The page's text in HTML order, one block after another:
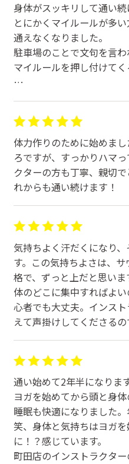
身体がスッキリして通い
とにかくマイルールが多
通えなくなりました。
駐車場のことで文句を言
マイルールを押し付けてく
体力作りのために始めま
ろですが、すっかりハマ
クターの方も丁寧、親切
れからも通い続けます！
気持ちよく汗だくになり
す。この気持ちよさは、
格で、ずっと上だと思い
体のどこに集中すればよ
心者でも大丈夫。インス
えて声掛けしてくださる
通い始めて2年半になります
ヨガを始めてから頭と身
睡眠も快適になりました
笑、身体と気持ちはヨガ
に！？感じています。
町田店のインストラクタ